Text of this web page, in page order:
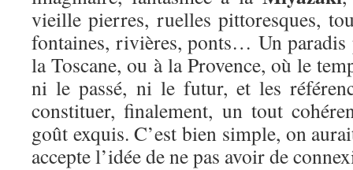
vieille pierres, ruelles pittoresques,
fontaines, rivières, ponts… Un paradis
la Toscane, ou à la Provence, où le
ni le passé, ni le futur, et les
constituer, finalement, un tout
goût exquis. C’est bien simple, on
accepte l’idée de ne pas avoir de